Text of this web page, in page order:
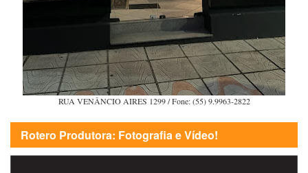
RUA VENÂNCIO AIRES 1299 / Fone: (55) 9.9963-2822
Rotero Produtora: Fotografia e Vídeo!